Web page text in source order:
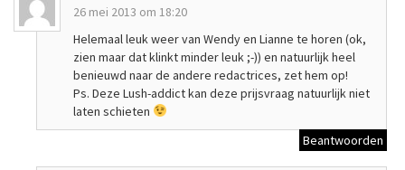
26 mei 2013 om 18:20
Helemaal leuk weer van Wendy en Lianne te horen (ok,
zien maar dat klinkt minder leuk ;-)) en natuurlijk heel
benieuwd naar de andere redactrices, zet hem op!
Ps. Deze Lush-addict kan deze prijsvraag natuurlijk niet
laten schieten
Beantwoorden